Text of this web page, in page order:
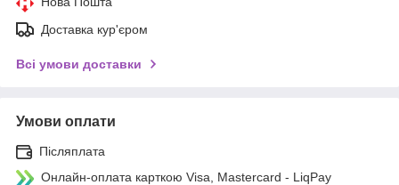
Доставка кур'єром
Всі умови доставки
Умови оплати
Післяплата
Онлайн-оплата карткою Visa, Mastercard - LiqPay